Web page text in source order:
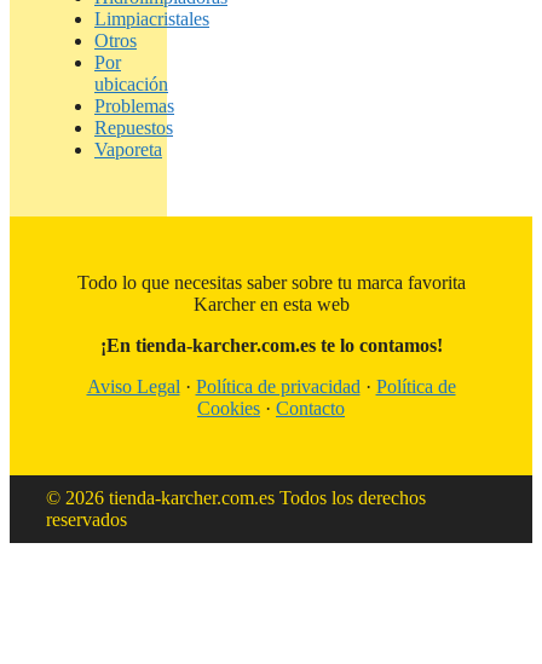
Limpiacristales
Otros
Por
ubicación
Problemas
Repuestos
Vaporeta
Todo lo que necesitas saber sobre tu marca favorita
Karcher en esta web
¡En tienda-karcher.com.es te lo contamos!
Aviso Legal · Política de privacidad · Política de
Cookies · Contacto
© 2026 tienda-karcher.com.es Todos los derechos
reservados